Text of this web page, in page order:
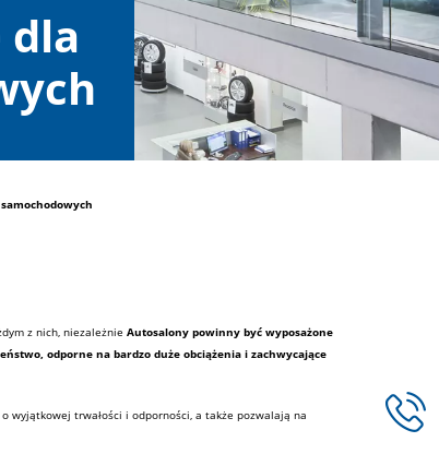
dla
z nich, niezależnie Autosalony powinny być wyposażone
odporne na bardzo duże obciążenia i zachwycające
wyjątkowej trwałości i odporności, a także pozwalają na